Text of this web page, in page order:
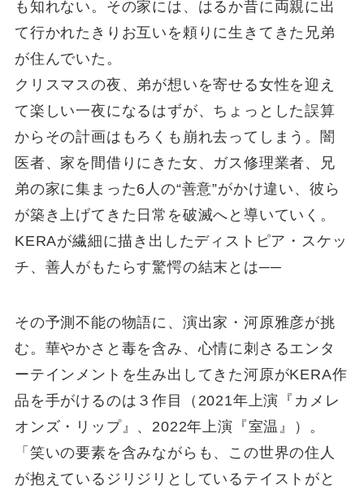
も知れない。その家には、はるか昔に両親に出
て行かれたきりお互いを頼りに生きてきた兄弟
が住んでいた。
クリスマスの夜、弟が想いを寄せる女性を迎え
て楽しい一夜になるはずが、ちょっとした誤算
からその計画はもろくも崩れ去ってしまう。闇
医者、家を間借りにきた女、ガス修理業者、兄
弟の家に集まった6人の“善意”がかけ違い、彼ら
が築き上げてきた日常を破滅へと導いていく。
KERAが繊細に描き出したディストピア・スケッ
チ、善人がもたらす驚愕の結末とは──
その予測不能の物語に、演出家・河原雅彦が挑
む。華やかさと毒を含み、心情に刺さるエンタ
ーテインメントを生み出してきた河原がKERA作
品を手がけるのは３作目（2021年上演『カメレ
オンズ・リップ』、2022年上演『室温』）。
「笑いの要素を含みながらも、この世界の住人
が抱えているジリジリとしているテイストがと